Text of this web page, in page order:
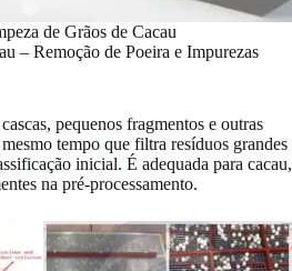
de Grãos de Cacau
– Remoção de Poeira e Impurezas
pequenos fragmentos e outras
tempo que filtra resíduos grandes
inicial. É adequada para cacau,
na pré-processamento.